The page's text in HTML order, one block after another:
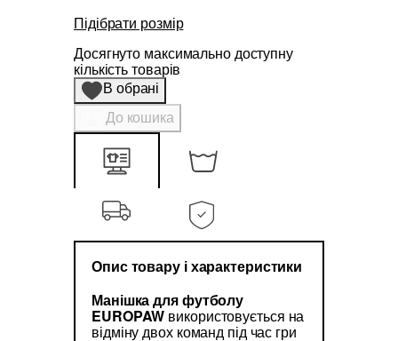
Підібрати розмір
Досягнуто максимально доступну
кількість товарів
В обрані
До кошика
Опис товару і характеристики
Манішка для футболу
EUROPAW використовується на
відміну двох команд під час гри